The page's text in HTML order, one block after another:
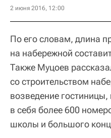
2 июня 2016, 12:00
По его словам, длина
на набережной
Также Муцоев
со строительством
возведение
в себя более 600
школы и большого